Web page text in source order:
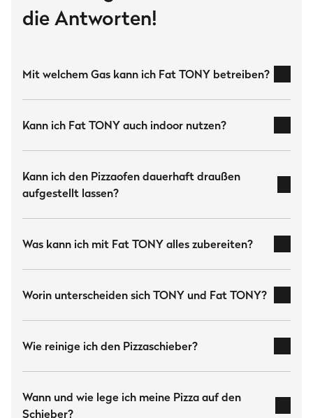
des Gerätes.
Herstellerinformation
Burnhard GmbH
Heesenstraße 31
Deutschland
www.burnhard.com/de
Bedienungsanleitung (7.4 MB)
(7.3 MB)
die Antworten!
Mit welchem Gas kann ich Fat TONY betreiben?
Kann ich Fat TONY auch indoor nutzen?
Kann ich den Pizzaofen dauerhaft draußen
aufgestellt lassen?
Was kann ich mit Fat TONY alles zubereiten?
Worin unterscheiden sich TONY und Fat TONY?
Wie reinige ich den Pizzaschieber?
warmem Wasser gereinigt
Wann und wie lege ich meine Pizza auf den
Schieber?